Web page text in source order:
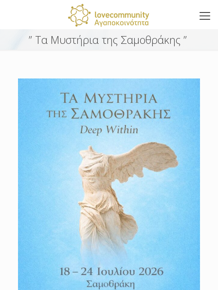
” Τα Μυστήρια της Σαμοθράκης ”